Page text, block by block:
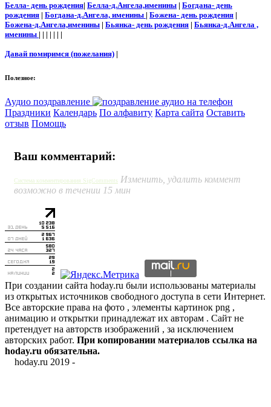
Белла- день рождения| Белла-д.Ангела,именины | Богдана- день
рождения | Богдана-д.Ангела, именины | Божена- день рождения |
Божена-д.Ангела,именины | Бьянка- день рождения | Бьянка-д.Ангела ,
именины | | | | | | |
Давай помиримся (пожелания) |
Полезное:
Аудио поздравление
Праздники Календарь По алфавиту Карта сайта Оставить
отзыв Помощь
Ваш комментарий:
Система комментирования SigComments Изменить, удалить коммент
возможно в течении 15 мин
При создании сайта hoday.ru были использованы материалы
из открытых источников свободного доступа в сети Интернет.
Все авторские права на фото , элементы картинок png ,
анимацию и открытки принадлежат их авторам . Сайт не
претендует на авторств изображений , за исключением
авторских работ. При копировании материалов ссылка на
hoday.ru обязательна.
hoday.ru 2019 -